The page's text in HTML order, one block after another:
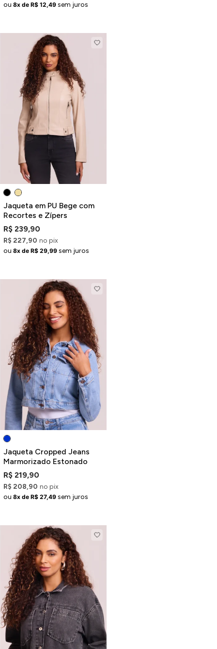
ou 8x de R$ 12,49 sem juros
Jaqueta em PU Bege com
Recortes e Zípers
R$ 239,90
R$ 227,90 no pix
ou 8x de R$ 29,99 sem juros
Jaqueta Cropped Jeans
Marmorizado Estonado
R$ 219,90
R$ 208,90 no pix
ou 8x de R$ 27,49 sem juros